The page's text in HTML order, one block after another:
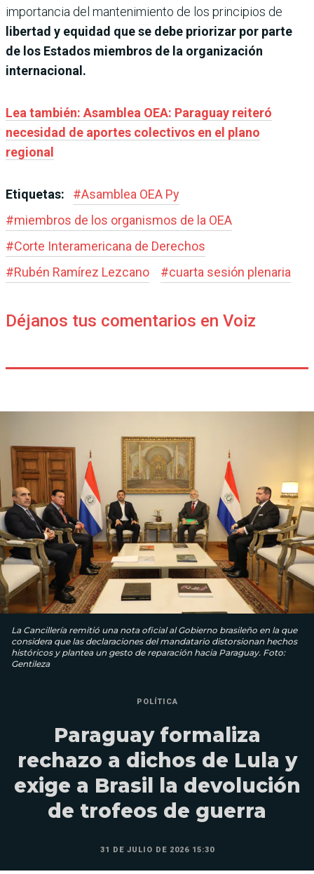
importancia del mantenimiento de los principios de
libertad y equidad que se debe priorizar por parte
de los Estados miembros de la organización
internacional.
Lea también: Asamblea OEA: Paraguay reiteró
necesidad de aportes colectivos en el plano
regional
Etiquetas: #Asamblea OEA Py
#miembros de los organismos de la OEA
#Corte Interamericana de Derechos
#Rubén Ramírez Lezcano #cuarta sesión plenaria
Déjanos tus comentarios en Voiz
La Cancillería remitió una nota oficial al Gobierno brasileño en la que
considera que las declaraciones del mandatario distorsionan hechos
históricos y plantea un gesto de reparación hacia Paraguay. Foto:
Gentileza
POLÍTICA
Paraguay formaliza
rechazo a dichos de Lula y
exige a Brasil la devolución
de trofeos de guerra
31 DE JULIO DE 2026 15:30